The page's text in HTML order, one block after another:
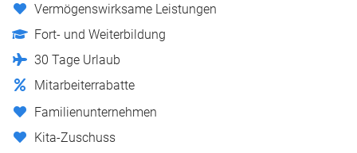
Vermögenswirksame Leistungen
Fort- und Weiterbildung
30 Tage Urlaub
Mitarbeiterrabatte
Familienunternehmen
Kita-Zuschuss